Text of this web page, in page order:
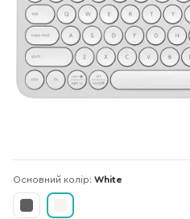
Основний колір: White